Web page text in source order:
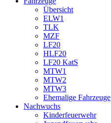
Übersicht
ELW1
TLK
MZF
LF20
HLF20
LF20 KatS
MTW1
MTW2
MTW3
Ehemalige Fahrzeuge
Nachwuchs
Kinderfeuerwehr